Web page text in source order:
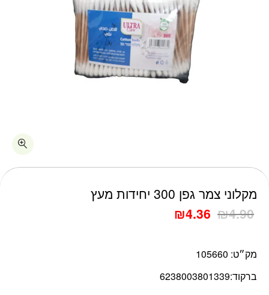
מקלוני צמר גפן 300 יחידות מעץ
₪4.90
₪4.36
מק״ט: 105660
ברקוד:6238003801339
כמות מקלוני צמר גפן 300 יחידות מעץ